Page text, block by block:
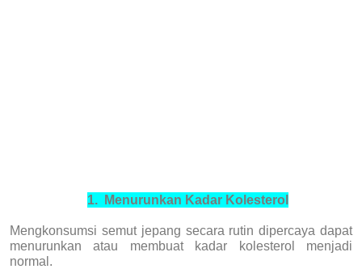
1. Menurunkan Kadar Kolesterol
Mengkonsumsi semut jepang secara rutin dipercaya dapat
menurunkan atau membuat kadar kolesterol menjadi
normal.